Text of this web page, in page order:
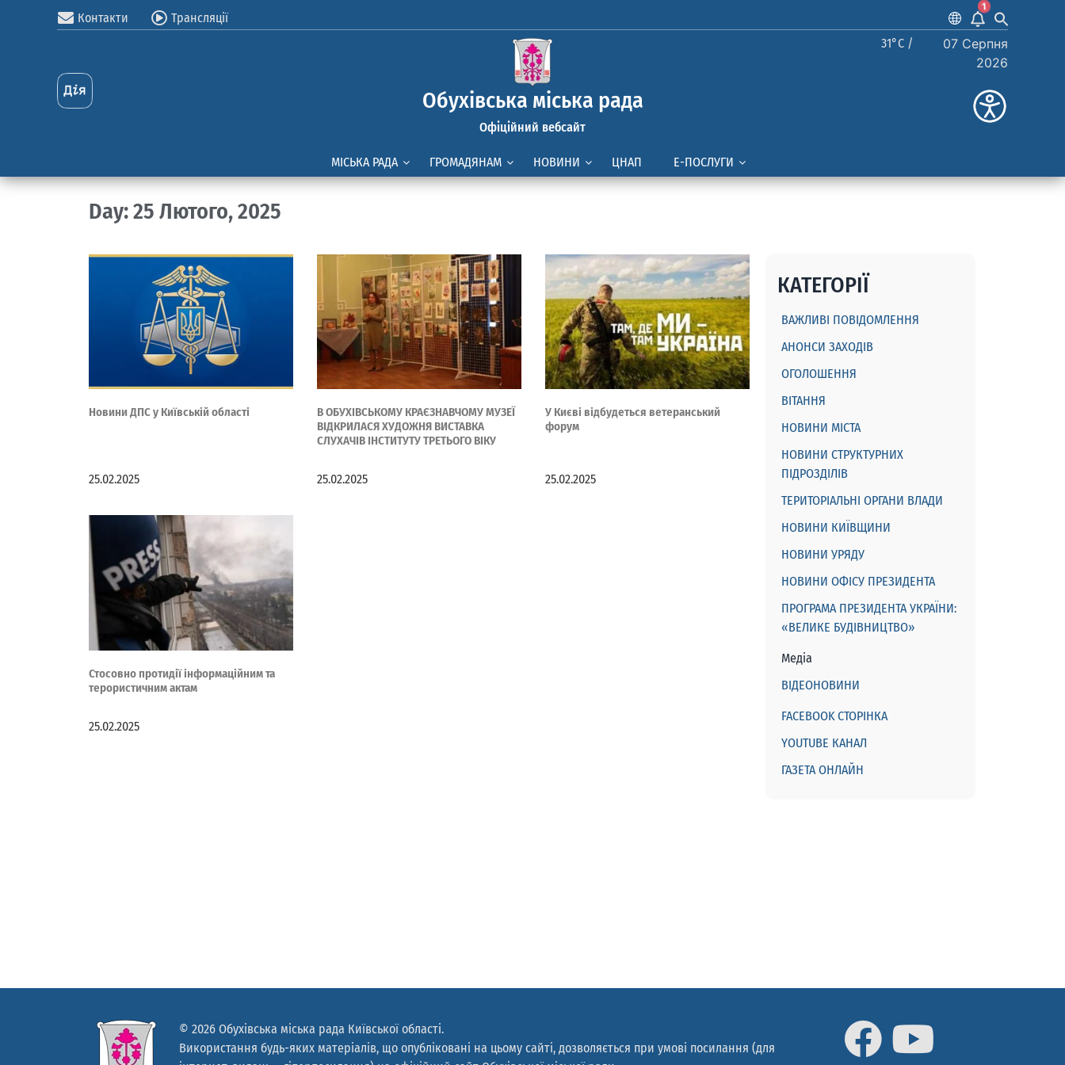
Контакти Трансляції
1
Обухівська міська рада
Офіційний вебсайт
31°C /
07 Серпня
2026
МІСЬКА РАДА ГРОМАДЯНАМ НОВИНИ ЦНАП Е-ПОСЛУГИ
Day: 25 Лютого, 2025
Новини ДПС у Київській області
25.02.2025
В ОБУХІВСЬКОМУ КРАЄЗНАВЧОМУ МУЗЕЇ
ВІДКРИЛАСЯ ХУДОЖНЯ ВИСТАВКА
СЛУХАЧІВ ІНСТИТУТУ ТРЕТЬОГО ВІКУ
25.02.2025
У Києві відбудеться ветеранський
форум
25.02.2025
Стосовно протидії інформаційним та
терористичним актам
25.02.2025
КАТЕГОРІЇ
ВАЖЛИВІ ПОВІДОМЛЕННЯ
АНОНСИ ЗАХОДІВ
ОГОЛОШЕННЯ
ВІТАННЯ
НОВИНИ МІСТА
НОВИНИ СТРУКТУРНИХ
ПІДРОЗДІЛІВ
ТЕРИТОРІАЛЬНІ ОРГАНИ ВЛАДИ
НОВИНИ КИЇВЩИНИ
НОВИНИ УРЯДУ
НОВИНИ ОФІСУ ПРЕЗИДЕНТА
ПРОГРАМА ПРЕЗИДЕНТА УКРАЇНИ:
«ВЕЛИКЕ БУДІВНИЦТВО»
Медіа
ВІДЕОНОВИНИ
FACEBOOK СТОРІНКА
YOUTUBE КАНАЛ
ГАЗЕТА ОНЛАЙН
© 2026 Обухівська міська рада Київської області.
Використання будь-яких матеріалів, що опубліковані на цьому сайті, дозволяється при умові посилання (для